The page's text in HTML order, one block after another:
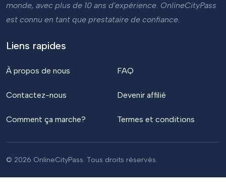
monde, avec plus de 10 ans d'expérience. OnlineCityPass
est connu en tant que prestataire de confiance.
Liens rapides
À propos de nous
Contactez-nous
Comment ça marche?
FAQ
Devenir affilié
Termes et conditions
© 2026 OnlineCityPass. Tous droits réservés.